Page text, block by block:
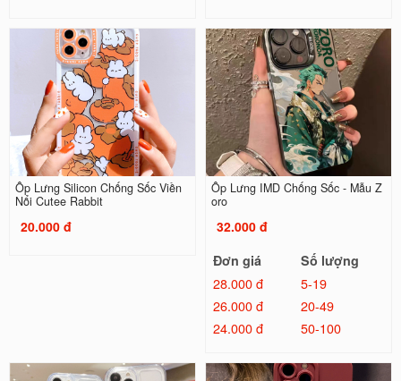
Ốp Lưng Silicon Chống Sốc Viền
Nổi Cutee Rabbit
20.000 đ
Ốp Lưng IMD Chống Sốc - Mẫu Z
oro
32.000 đ
Đơn giá
Số lượng
28.000 đ
5-19
26.000 đ
20-49
24.000 đ
50-100